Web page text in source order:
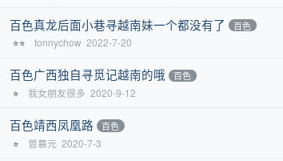
百色真龙后面小巷寻越南妹一个都没有了 百色
⭐⭐ tonnychow 2022-7-20
百色广西独自寻觅记越南的哦 百色
⭐ 我女朋友很多 2020-9-12
百色靖西凤凰路 百色
⭐ 曾慕元 2020-7-3